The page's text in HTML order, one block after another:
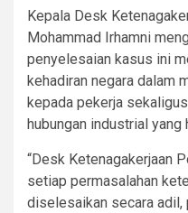
Kepala Desk
Mohammad Irhamni
penyelesaian kasus ini
kehadiran negara dalam
kepada pekerja
hubungan industrial yang
“Desk Ketenagakerjaan
setiap permasalahan
diselesaikan secara adil,